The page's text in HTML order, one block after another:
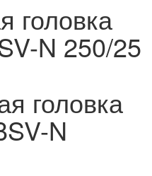
головка
N 250/25
головка
N